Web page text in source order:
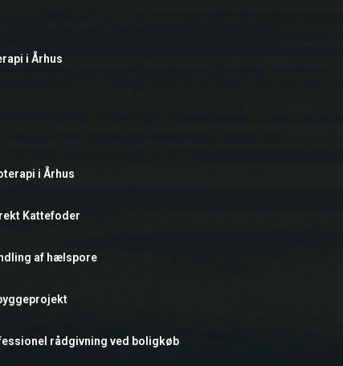
i Århus
i Århus
Kattefoder
af hælspore
rådgivning ved boligkøb